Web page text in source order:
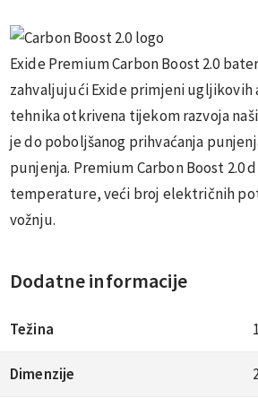
Exide Premium Carbon Boost 2.0
zahvaljujući Exide primjeni ugljikovih
tehnika otkrivena tijekom razvoja
je do poboljšanog prihvaćanja
punjenja. Premium Carbon Boost 2.0
temperature, veći broj električnih
vožnju.
Dodatne informacije
Težina
Dimenzije